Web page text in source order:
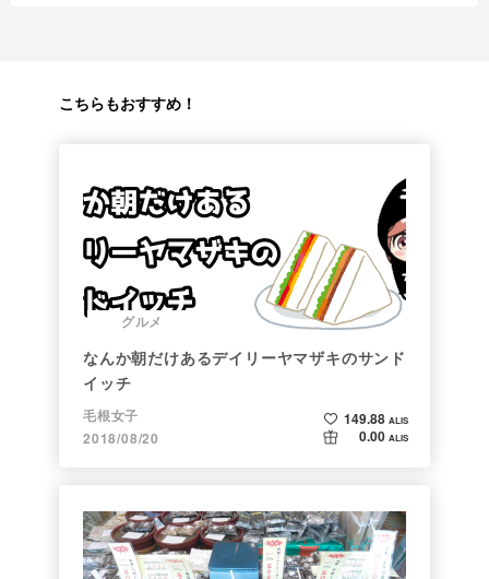
こちらもおすすめ！
グルメ
なんか朝だけあるデイリーヤマザキのサンド
イッチ
毛根女子
2018/08/20
149.88 ALIS
0.00 ALIS